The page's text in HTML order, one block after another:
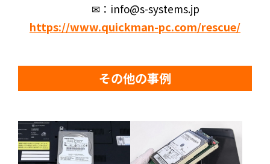
✉：info@s-systems.jp
https://www.quickman-pc.com/rescue/
その他の事例